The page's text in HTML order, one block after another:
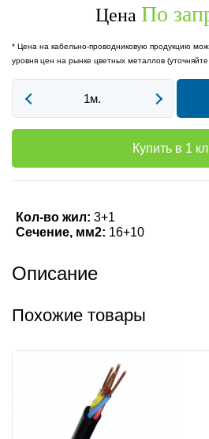
Цена По
* Цена на кабельно-проводниковую продукцию
уровня цен на рынке цветных металлов
Купить в 1
Кол-во жил: 3+1
Сечение, мм2: 16+10
Описание
Похожие товары